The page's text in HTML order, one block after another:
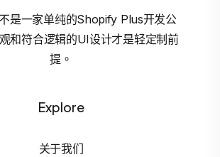
是一家单纯的Shopify Plus开发公
和符合逻辑的UI设计才是轻定制前
提。
Explore
关于我们